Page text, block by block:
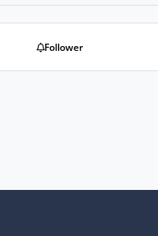
Follower